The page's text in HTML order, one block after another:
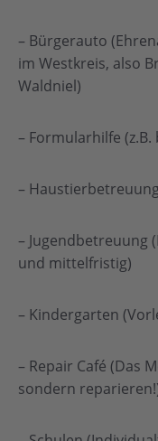
– Bürgerauto
im Westkreis, also
Waldniel)
– Formularhilfe
–
– Jugendbetreuung
und mittelfristig)
– Kindergarten
– Repair Café (Das
sondern